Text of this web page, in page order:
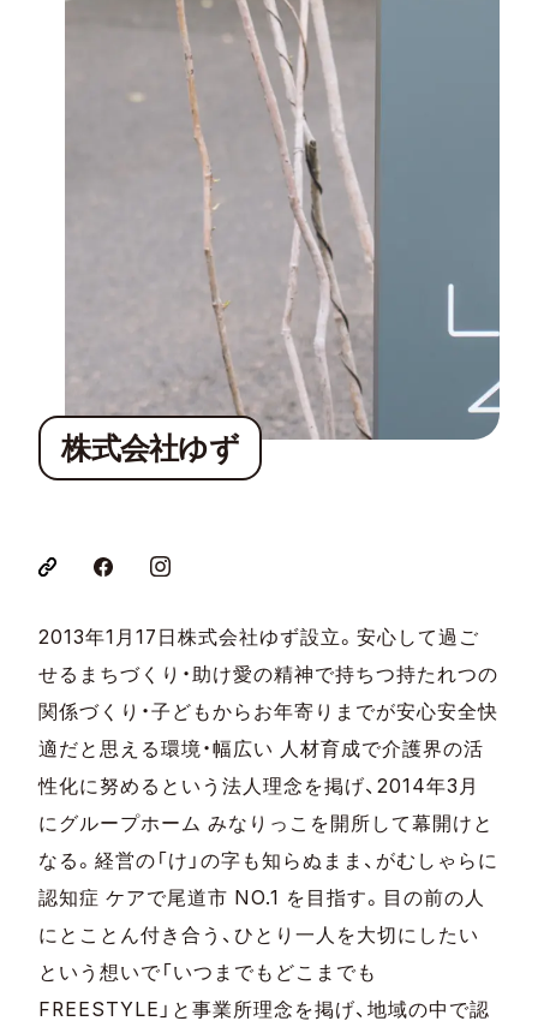
株式会社ゆず
2013年1月17日株式会社ゆず設立。安心して過ご
せるまちづくり・助け愛の精神で持ちつ持たれつの
関係づくり・子どもからお年寄りまでが安心安全快
適だと思える環境・幅広い 人材育成で介護界の活
性化に努めるという法人理念を掲げ、2014年3月
にグループホーム みなりっこを開所して幕開けと
なる。経営の「け」の字も知らぬまま、がむしゃらに
認知症 ケアで尾道市 NO.1 を目指す。目の前の人
にとことん付き合う、ひとり一人を大切にしたい
という想いで「いつまでもどこまでも
FREESTYLE」と事業所理念を掲げ、地域の中で認